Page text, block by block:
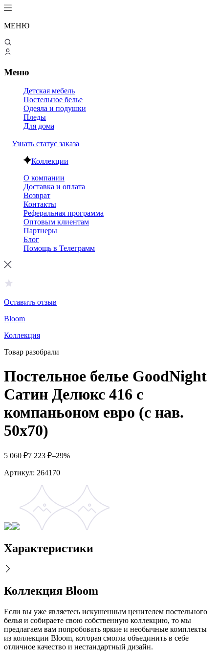
МЕНЮ
Меню
Детская мебель
Постельное белье
Одеяла и подушки
Пледы
Для дома
Узнать статус заказа
Коллекции
О компании
Доставка и оплата
Возврат
Контакты
Реферальная программа
Оптовым клиентам
Партнеры
Блог
Помощь в Телеграмм
Оставить отзыв
Bloom
Коллекция
Товар разобрали
Постельное белье GoodNight
Сатин Делюкс 416 с
компаньоном евро (с нав.
50х70)
5 060 ₽7 223 ₽–29%
Артикул: 264170
Характеристики
Коллекция Bloom
Если вы уже являетесь искушенным ценителем постельного
белья и собираете свою собственную коллекцию, то мы
предлагаем вам попробовать яркие и необычные комплекты
из коллекции Bloom, которая смогла объединить в себе
отличное качество и нестандартный дизайн.